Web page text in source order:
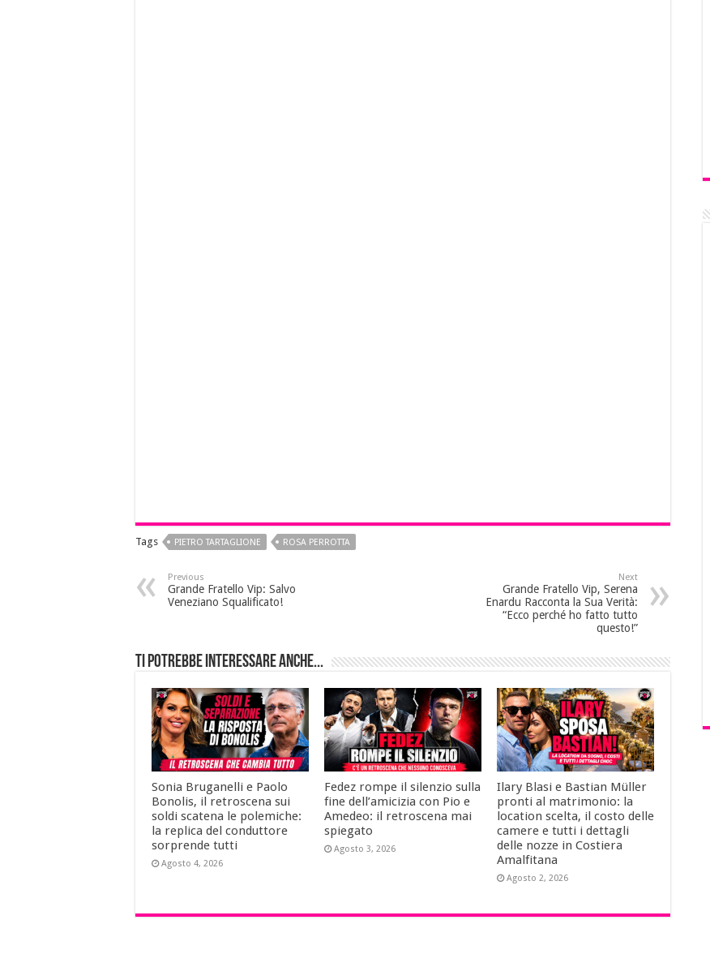
Tags PIETRO TARTAGLIONE ROSA PERROTTA
Previous
Grande Fratello Vip: Salvo
Veneziano Squalificato!
Next
Grande Fratello Vip, Serena
Enardu Racconta la Sua Verità:
“Ecco perché ho fatto tutto
questo!”
Ti potrebbe interessare anche...
Sonia Bruganelli e Paolo
Bonolis, il retroscena sui
soldi scatena le polemiche:
la replica del conduttore
sorprende tutti
Agosto 4, 2026
Fedez rompe il silenzio sulla
fine dell’amicizia con Pio e
Amedeo: il retroscena mai
spiegato
Agosto 3, 2026
Ilary Blasi e Bastian Müller
pronti al matrimonio: la
location scelta, il costo delle
camere e tutti i dettagli
delle nozze in Costiera
Amalfitana
Agosto 2, 2026